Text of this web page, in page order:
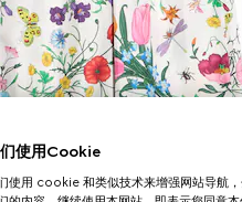
使用Cookie
使用 cookie 和类似技术来增强网站导航